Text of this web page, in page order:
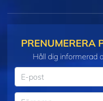
PRENUMERERA
Håll dig informerad